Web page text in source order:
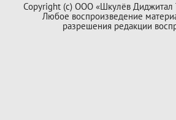
Copyright (с) ООО «Шкулёв Диджитал
Любое воспроизведение
разрешения редакции